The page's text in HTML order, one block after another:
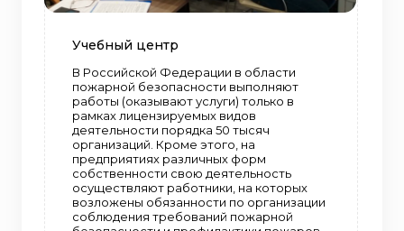
Учебный центр
В Российской Федерации в области
пожарной безопасности выполняют
работы (оказывают услуги) только в
рамках лицензируемых видов
деятельности порядка 50 тысяч
организаций. Кроме этого, на
предприятиях различных форм
собственности свою деятельность
осуществляют работники, на которых
возложены обязанности по организации
соблюдения требований пожарной